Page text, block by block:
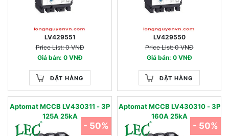
LV429551
Price List: 0 VNĐ
Giá bán: 0 VNĐ
ĐẶT HÀNG
LV429550
Price List: 0 VNĐ
Giá bán: 0 VNĐ
ĐẶT HÀNG
Aptomat MCCB LV430311 - 3P
125A 25kA
- 50%
Aptomat MCCB LV430310 - 3P
160A 25kA
- 50%